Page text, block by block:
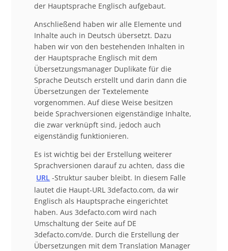
der Hauptsprache Englisch aufgebaut.
Anschließend haben wir alle Elemente und
Inhalte auch in Deutsch übersetzt. Dazu
haben wir von den bestehenden Inhalten in
der Hauptsprache Englisch mit dem
Übersetzungsmanager Duplikate für die
Sprache Deutsch erstellt und darin dann die
Übersetzungen der Textelemente
vorgenommen. Auf diese Weise besitzen
beide Sprachversionen eigenständige Inhalte,
die zwar verknüpft sind, jedoch auch
eigenständig funktionieren.
Es ist wichtig bei der Erstellung weiterer
Sprachversionen darauf zu achten, dass die
URL -Struktur sauber bleibt. In diesem Falle
lautet die Haupt-URL 3defacto.com, da wir
Englisch als Hauptsprache eingerichtet
haben. Aus 3defacto.com wird nach
Umschaltung der Seite auf DE
3defacto.com/de. Durch die Erstellung der
Übersetzungen mit dem Translation Manager